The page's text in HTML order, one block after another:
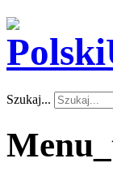
Szukaj...